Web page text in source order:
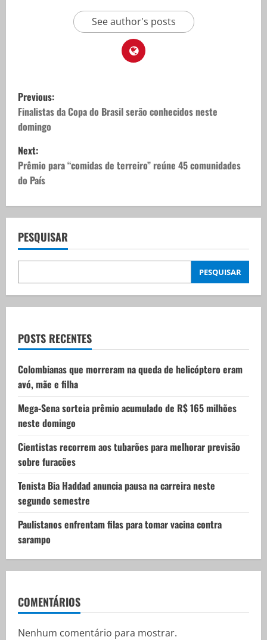
See author's posts
P
o
s
t
n
a
v
i
g
t
i
o
n
Previous:
Finalistas da Copa do Brasil serão conhecidos neste
domingo
Next:
Prêmio para “comidas de terreiro” reúne 45 comunidades
do País
PESQUISAR
PESQUISAR
POSTS RECENTES
Colombianas que morreram na queda de helicóptero eram
avó, mãe e filha
Mega-Sena sorteia prêmio acumulado de R$ 165 milhões
neste domingo
Cientistas recorrem aos tubarões para melhorar previsão
sobre furacões
Tenista Bia Haddad anuncia pausa na carreira neste
segundo semestre
Paulistanos enfrentam filas para tomar vacina contra
sarampo
COMENTÁRIOS
Nenhum comentário para mostrar.